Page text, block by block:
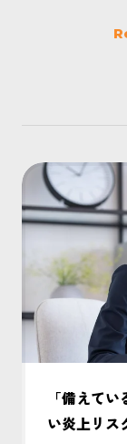
「備えて
い炎上リス